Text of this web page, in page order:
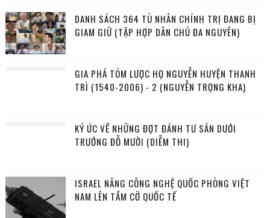
DANH SÁCH 364 TÙ NHÂN CHÍNH TRỊ ĐANG BỊ
GIAM GIỮ (TẬP HỢP DÂN CHỦ ĐA NGUYÊN)
GIA PHẢ TÓM LƯỢC HỌ NGUYỄN HUYỆN THANH
TRÌ (1540-2006) - 2 (NGUYỄN TRỌNG KHA)
KÝ ỨC VỀ NHỮNG ĐỢT ĐÁNH TƯ SẢN DƯỚI
TRƯỚNG ĐỖ MƯỜI (DIỄM THI)
ISRAEL NÂNG CÔNG NGHỆ QUỐC PHÒNG VIỆT
NAM LÊN TẦM CỠ QUỐC TẾ